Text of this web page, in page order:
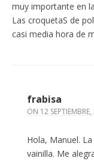
muy importante en
Las croquetaS de
casi media hora de
frabisa
ON 12
Hola, Manuel.
vainilla. Me